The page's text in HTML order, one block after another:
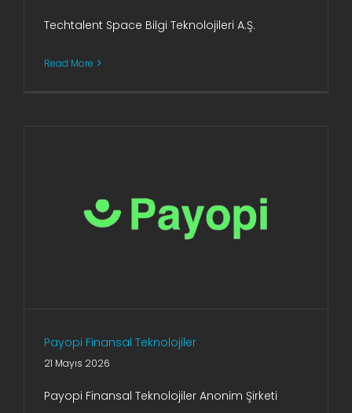
Techtalent Space Bilgi Teknolojileri A.Ş.
Read More
Payopi Finansal Teknolojiler
21 Mayıs 2026
Payopi Finansal Teknolojiler Anonim Şirketi